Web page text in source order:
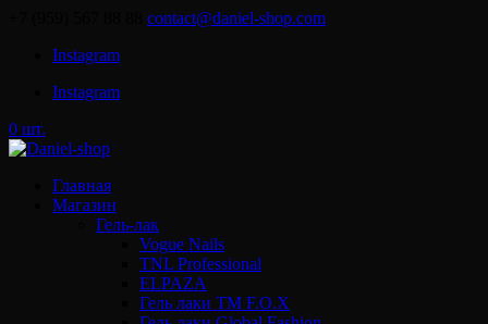
contact@daniel-shop.com
Instagram
Instagram
0 шт.
Главная
Магазин
Гель-лак
Vogue Nails
TNL Professional
ELPAZA
Гель лаки ТМ F.O.X